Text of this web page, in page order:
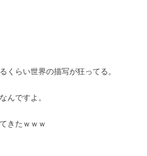
くらい世界の描写が狂ってる。
んですよ。
きたｗｗｗ